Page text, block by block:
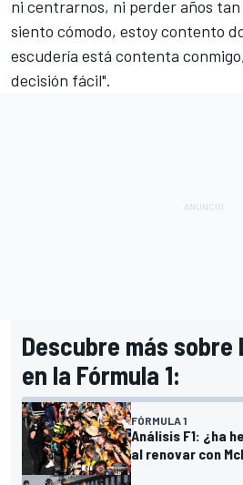
ni centrarnos, ni perder años
siento cómodo, estoy contento
escudería está contenta
decisión fácil".
Descubre más sobre
en la Fórmula 1:
FÓRMULA 1
Análisis F1: ¿ha
al renovar con